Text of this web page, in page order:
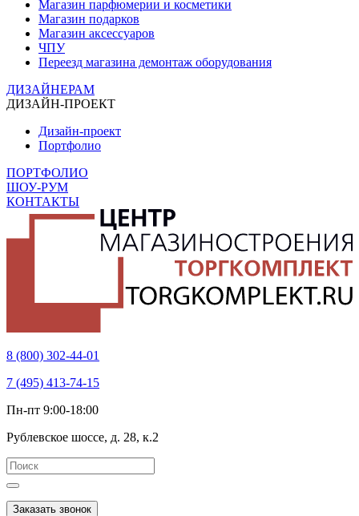
Магазин парфюмерии и косметики
Магазин подарков
Магазин аксессуаров
ЧПУ
Переезд магазина демонтаж оборудования
ДИЗАЙНЕРАМ
ДИЗАЙН-ПРОЕКТ
Дизайн-проект
Портфолио
ПОРТФОЛИО
ШОУ-РУМ
КОНТАКТЫ
8 (800) 302-44-01
7 (495) 413-74-15
Пн-пт 9:00-18:00
Рублевское шоссе, д. 28, к.2
Заказать звонок